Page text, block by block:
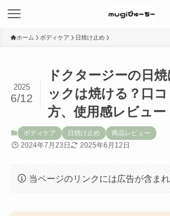
ホーム ボディケア 日焼け止め
ドクタージーの日
ックは焼ける？口
方、使用感レビュー
2025
6/12
ボディケア 日焼け止め 商品レビュー
2024年7月23日 2025年6月12日
当ページのリンクには広告が含まれ